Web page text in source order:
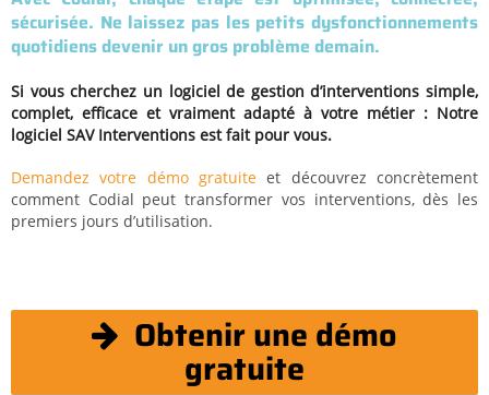
sécurisée. Ne laissez pas les petits dysfonctionnements
quotidiens devenir un gros problème demain.
Si vous cherchez un logiciel de gestion d’interventions simple,
complet, efficace et vraiment adapté à votre métier : Notre
logiciel SAV Interventions est fait pour vous.
Demandez votre démo gratuiteet découvrez concrètement
comment Codial peut transformer vos interventions, dès les
premiers jours d’utilisation.
Obtenir une démo
gratuite